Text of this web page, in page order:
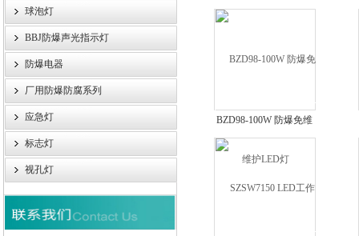
球泡灯
BBJ防爆声光指示灯
防爆电器
厂用防爆防腐系列
应急灯
标志灯
视孔灯
BZD98-100W 防爆免维
护LED灯